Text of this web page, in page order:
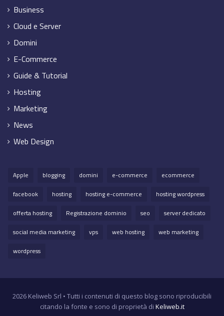
Business
Cloud e Server
Domini
E-Commerce
Guide & Tutorial
Hosting
Marketing
News
Web Design
Apple blogging domini e-commerce
ecommerce
facebook
hosting hosting e-commerce
hosting wordpress
offerta hosting
Registrazione dominio seo
server dedicato
social media marketing
vps web hosting
web marketing
wordpress
2026 Keliweb Srl • Tutti i contenuti di questo blog sono riproducibili
citando la fonte e sono di proprietà di Keliweb.it